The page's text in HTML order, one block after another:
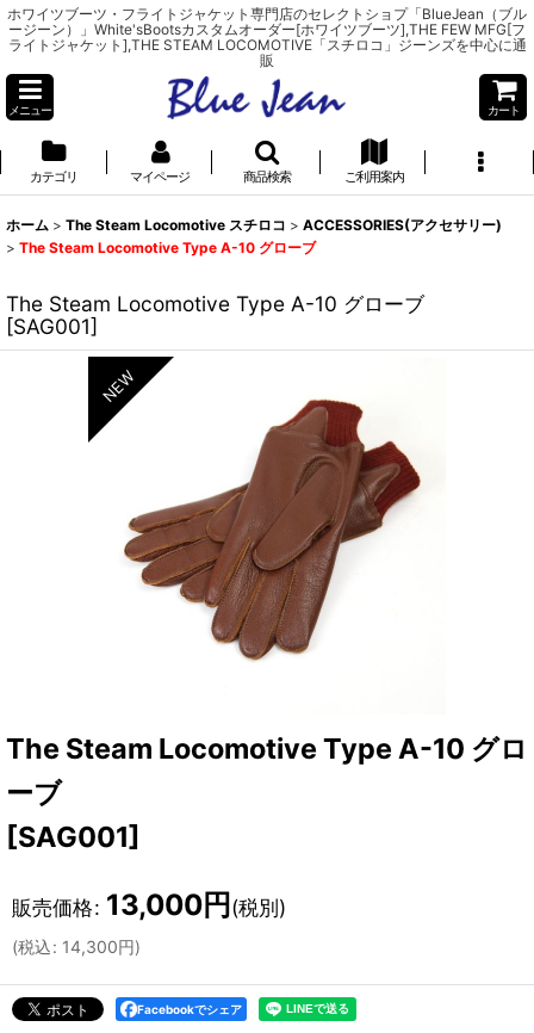
ホワイツブーツ・フライトジャケット専門店のセレクトショプ「BlueJean（ブル
ージーン）」White'sBootsカスタムオーダー[ホワイツブーツ],THE FEW MFG[フ
ライトジャケット],THE STEAM LOCOMOTIVE「スチロコ」ジーンズを中心に通
販
メニュー カート
カテゴリ マイページ 商品検索 ご利用案内
ホーム > The Steam Locomotive スチロコ > ACCESSORIES(アクセサリー)
> The Steam Locomotive Type A-10 グローブ
The Steam Locomotive Type A-10 グローブ
[SAG001]
The Steam Locomotive Type A-10 グロ
ーブ
[SAG001]
販売価格: 13,000円 (税別)
(税込: 14,300円)
Facebookでシェア